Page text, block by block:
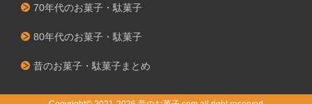
70年代のお菓子・駄菓子
80年代のお菓子・駄菓子
昔のお菓子・駄菓子まとめ